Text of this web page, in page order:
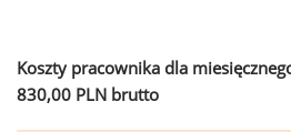
Koszty pracownika dla
830,00 PLN brutto